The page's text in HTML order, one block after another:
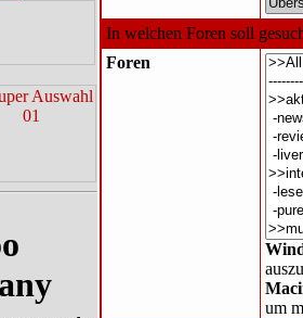
In welchen Foren soll
Foren
um